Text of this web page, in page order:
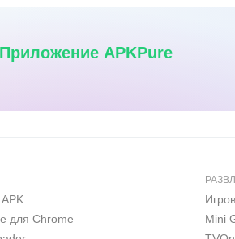
APKPure
для Chrome
Mini